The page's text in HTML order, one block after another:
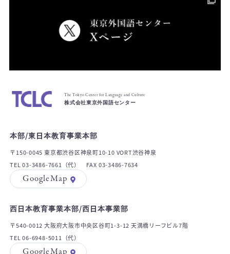
The Tokyo Center for Language and Culture
株式会社東京外国語センター
本部/東日本教育事業本部
〒150-0045 東京都渋谷区神泉町10-10 VORT渋谷神泉
TEL 03-3486-7661（代） FAX 03-3486-7634
GoogleMap
西日本教育事業本部/西日本事業部
〒540-0012 大阪府大阪市中央区谷町1-3-12 天満橋リーフビル7階
TEL 06-6948-5011（代）
GoogleMap